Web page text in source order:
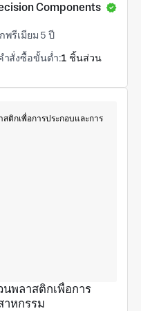
Components
พรีเมียม 5 ปี
ำสั่งซื้อขั้นต่ำ:1 ชิ้นส่วน
พลาสติกเพื่อการ
าหกรรม